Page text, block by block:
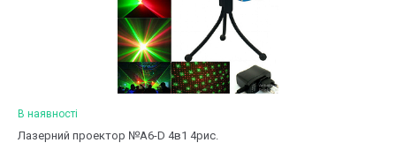
В наявності
Лазерний проектор №A6-D 4в1 4рис.